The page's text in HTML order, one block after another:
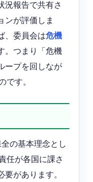
況報告で共有さ
ンが評価しま
、委員会は危機
。つまり「危機
プを回しなが
です。
の基本理念とし
任が各国に課さ
があります。